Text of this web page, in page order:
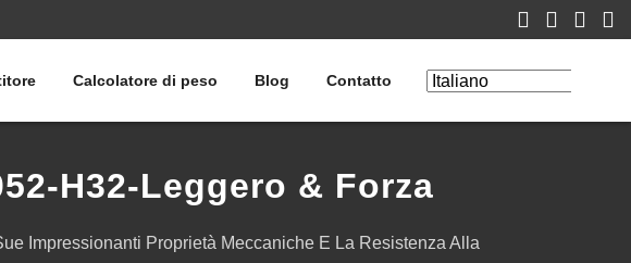
Calcolatore di peso Blog Contatto
H32-Leggero & Forza
Impressionanti Proprietà Meccaniche E La Resistenza Alla